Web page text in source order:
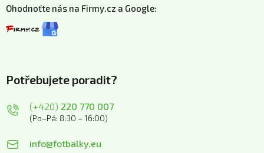
Ohodnoťte nás na Firmy.cz a Google:
Potřebujete poradit?
(+420) 220 770 007
(Po–Pá: 8:30 – 16:00)
info@fotbalky.eu